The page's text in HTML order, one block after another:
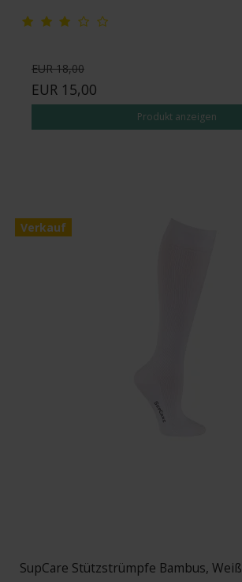
EUR 18,00
EUR 15,00
Produkt anzeigen
Verkauf
SupCare Stützstrümpfe Bambus, Weiß